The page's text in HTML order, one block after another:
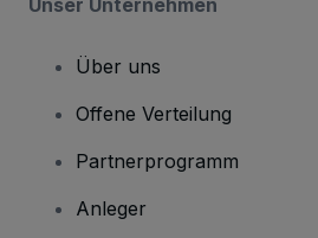
Unser Unternehmen
Über uns
Offene Verteilung
Partnerprogramm
Anleger